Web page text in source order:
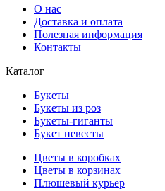
О нас
Доставка и оплата
Полезная информация
Контакты
Каталог
Букеты
Букеты из роз
Букеты-гиганты
Букет невесты
Цветы в коробках
Цветы в корзинах
Плюшевый курьер